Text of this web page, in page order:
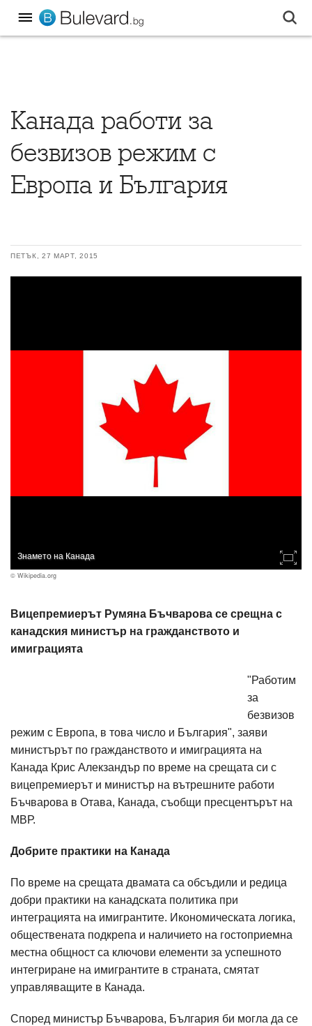
Канада работи за
безвизов режим с
Европа и България
ПЕТЪК, 27 МАРТ, 2015
Знамето на Канада
© Wikipedia.org
Вицепремиерът Румяна Бъчварова се срещна с
канадския министър на гражданството и
имиграцията
"Работим
за
безвизов
режим с Европа, в това число и България", заяви
министърът по гражданството и имиграцията на
Канада Крис Алекзандър по време на срещата си с
вицепремиерът и министър на вътрешните работи
Бъчварова в Отава, Канада, съобщи пресцентърът на
МВР.
Добрите практики на Канада
По време на срещата двамата са обсъдили и редица
добри практики на канадската политика при
интеграцията на имигрантите. Икономическата логика,
обществената подкрепа и наличието на гостоприемна
местна общност са ключови елементи за успешното
интегриране на имигрантите в страната, смятат
управляващите в Канада.
Според министър Бъчварова, България би могла да се